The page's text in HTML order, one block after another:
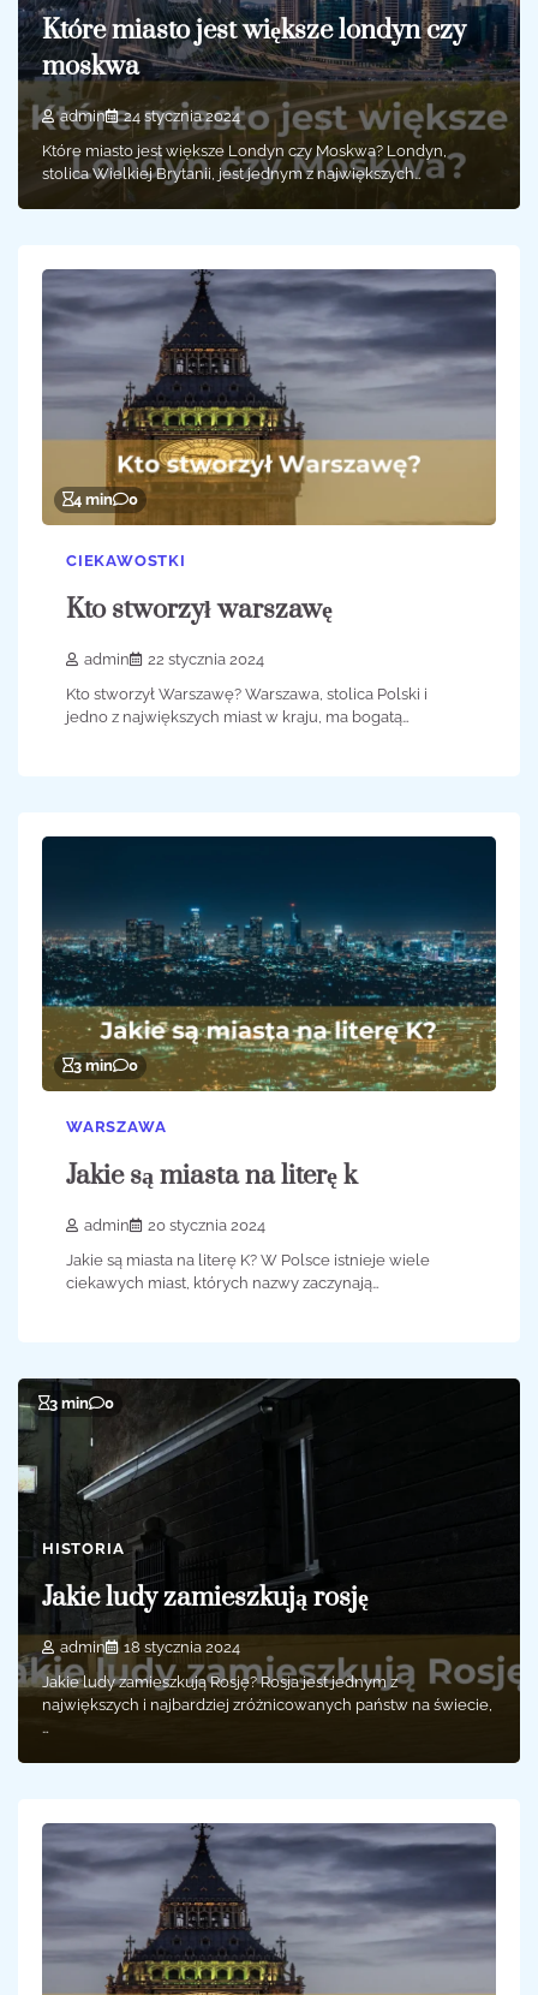
Które miasto jest większe londyn czy
moskwa
admin
24 stycznia 2024
Które miasto jest większe Londyn czy Moskwa? Londyn,
stolica Wielkiej Brytanii, jest jednym z największych…
4 min 0
CIEKAWOSTKI
Kto stworzył warszawę
admin
22 stycznia 2024
Kto stworzył Warszawę? Warszawa, stolica Polski i
jedno z największych miast w kraju, ma bogatą…
3 min 0
WARSZAWA
Jakie są miasta na literę k
admin
20 stycznia 2024
Jakie są miasta na literę K? W Polsce istnieje wiele
ciekawych miast, których nazwy zaczynają…
3 min 0
HISTORIA
Jakie ludy zamieszkują rosję
admin
18 stycznia 2024
Jakie ludy zamieszkują Rosję? Rosja jest jednym z
największych i najbardziej zróżnicowanych państw na świecie,
…